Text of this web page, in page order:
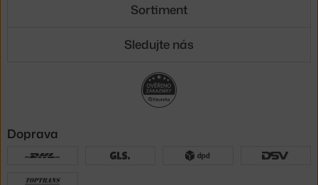
Sortiment
Sledujte nás
Doprava